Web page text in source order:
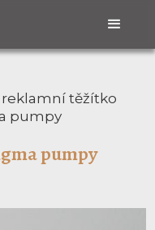
reklamní těžítko
pumpy
pumpy